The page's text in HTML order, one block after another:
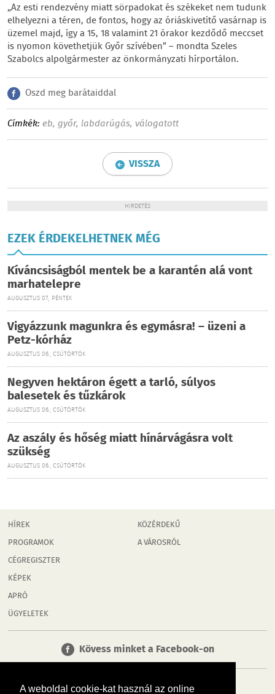
A weboldal cookie-kat használ az online
„Az esti rendezvény miatt sörpadokat és székeket nem tudunk
elhelyezni a téren, de fontos, hogy az óriáskivetítő vasárnap is
üzemel majd, így a 15, 18 valamint 21 órakor kezdődő meccset
is nyomon követhetjük Győr szívében” – mondta Szeles
Szabolcs alpolgármester az önkormányzati hírportálon.
Oszd meg barátaiddal
Címkék: eb, győr, labdarúgás, válogatott
VISSZA
HIRDETÉS
EZEK ÉRDEKELHETNEK MÉG
Kíváncsiságból mentek be a karantén alá vont
marhatelepre
AUGUSZTUS 07., PÉNTEK
Vigyázzunk magunkra és egymásra! – üzeni a
Petz-kórház
AUGUSZTUS 06., CSÜTÖRTÖK
Negyven hektáron égett a tarló, súlyos
balesetek és tűzkárok
AUGUSZTUS 06., CSÜTÖRTÖK
Az aszály és hőség miatt hínárvágásra volt
szükség
AUGUSZTUS 06., CSÜTÖRTÖK
HÍREK
PROGRAMOK
CÉGREGISZTER
KÉPEK
APRÓ
ÜGYELETEK
KÖZÉRDEKŰ
A VÁROSRÓL
Kövess minket a Facebook-on